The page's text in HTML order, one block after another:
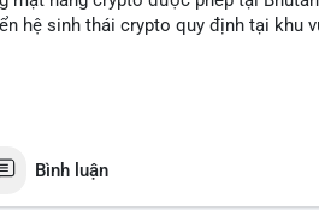
hệ sinh thái crypto quy định tại khu
Bình luận